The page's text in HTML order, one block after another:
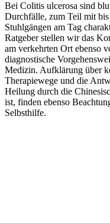
Bei Colitis ulcerosa sind
Durchfälle, zum Teil mit
Stuhlgängen am Tag
Ratgeber stellen wir das
am verkehrten Ort ebenso
diagnostische
Medizin. Aufklärung über
Therapiewege und die
Heilung durch die
ist, finden ebenso
Selbsthilfe.